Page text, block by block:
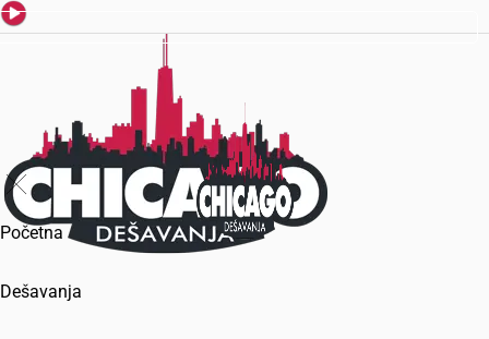
Početna
Dešavanja